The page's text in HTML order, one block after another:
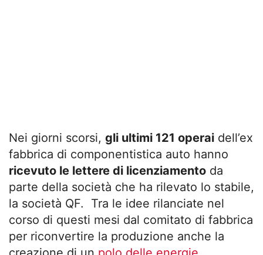
Nei giorni scorsi, gli ultimi 121 operai dell’ex
fabbrica di componentistica auto hanno
ricevuto le lettere di licenziamento da
parte della società che ha rilevato lo stabile,
la società QF. Tra le idee rilanciate nel
corso di questi mesi dal comitato di fabbrica
per riconvertire la produzione anche la